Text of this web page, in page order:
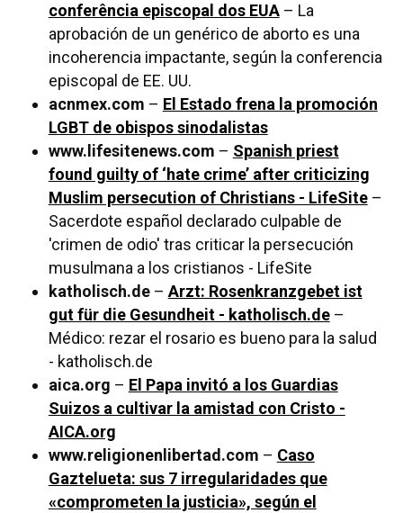
conferência episcopal dos EUA– La
aprobación de un genérico de aborto es una
incoherencia impactante, según la conferencia
episcopal de EE. UU.
acnmex.com – El Estado frena la promoción
LGBT de obispos sinodalistas
www.lifesitenews.com – Spanish priest
found guilty of ‘hate crime’ after criticizing
Muslim persecution of Christians - LifeSite–
Sacerdote español declarado culpable de
'crimen de odio' tras criticar la persecución
musulmana a los cristianos - LifeSite
katholisch.de–Arzt: Rosenkranzgebet ist
gut für die Gesundheit - katholisch.de–
Médico: rezar el rosario es bueno para la salud
- katholisch.de
aica.org – El Papa invitó a los Guardias
Suizos a cultivar la amistad con Cristo -
AICA.org
www.religionenlibertad.com – Caso
Gaztelueta: sus 7 irregularidades que
«comprometen la justicia», según el